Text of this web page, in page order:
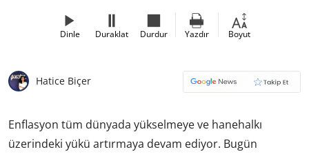
Dinle Duraklat Durdur Yazdır Boyut
Hatice Biçer
Enflasyon tüm dünyada yükselmeye ve hanehalkı
üzerindeki yükü artırmaya devam ediyor. Bugün